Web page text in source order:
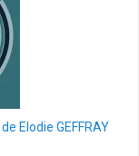
de Elodie GEFFRAY